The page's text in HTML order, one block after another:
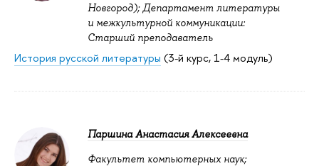
Новгород); Департамент литературы
и межкультурной коммуникации:
Старший преподаватель
История русской литературы (3-й курс, 1-4 модуль)
Паршина Анастасия Алексеевна
Факультет компьютерных наук;